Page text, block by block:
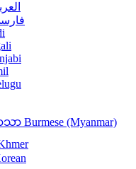
သာ Burmese (Myanmar)